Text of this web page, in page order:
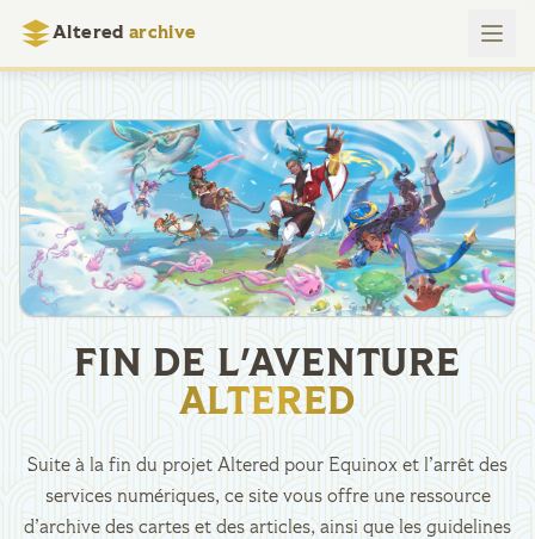
Altered archive
FIN DE L'AVENTURE
ALTERED
Suite à la fin du projet Altered pour Equinox et l’arrêt des
services numériques, ce site vous offre une ressource
d’archive des cartes et des articles, ainsi que les guidelines